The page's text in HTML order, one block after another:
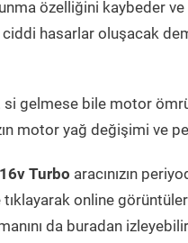
özelliğini kaybeder ve
hasarlar oluşacak
si gelmese bile motor
motor yağ değişimi ve
Turbo aracınızın
tıklayarak online
da buradan